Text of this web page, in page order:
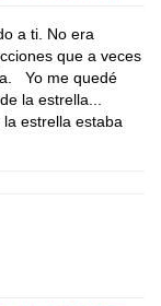
a ti. No era
que a veces
Yo me quedé
la estrella...
estrella estaba